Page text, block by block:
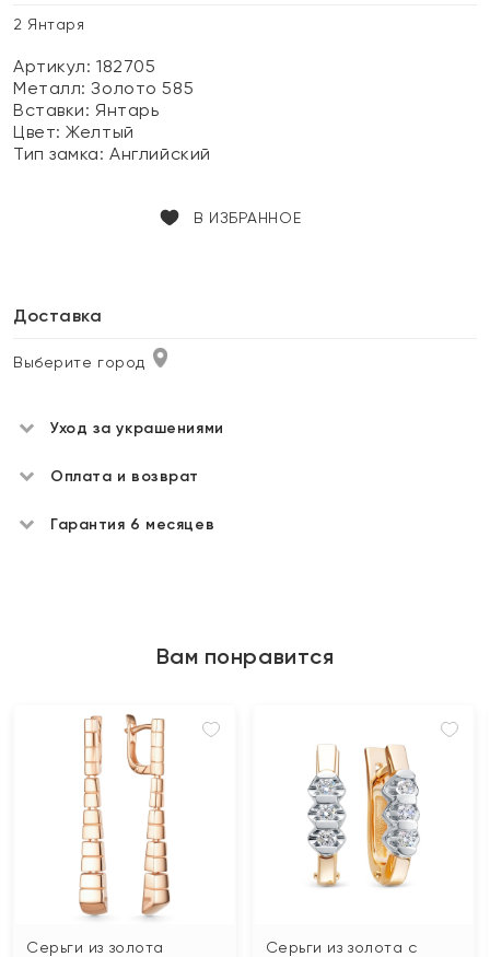
2 Янтаря
Артикул: 182705
Металл:Золото 585
Вставки:Янтарь
Цвет:Желтый
Тип замка:Английский
В ИЗБРАННОЕ
Доставка
Выберите город
Уход за украшениями
Оплата и возврат
Гарантия 6 месяцев
Вам понравится
Серьги из золота
Серьги из золота с